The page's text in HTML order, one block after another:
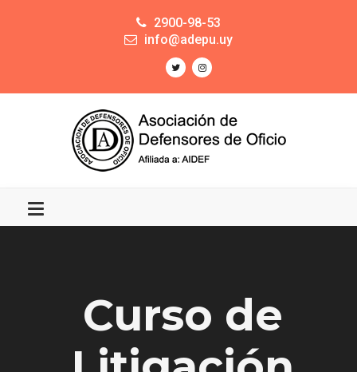
2900-98-53
info@adepu.uy
Curso de